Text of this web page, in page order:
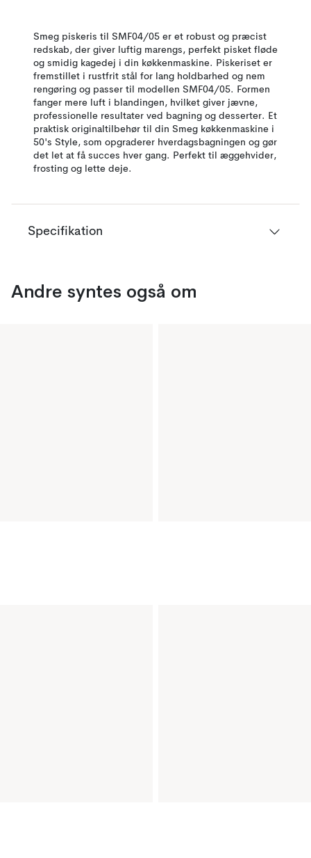
Smeg piskeris til SMF04/05 er et robust og præcist
redskab, der giver luftig marengs, perfekt pisket fløde
og smidig kagedej i din køkkenmaskine. Piskeriset er
fremstillet i rustfrit stål for lang holdbarhed og nem
rengøring og passer til modellen SMF04/05. Formen
fanger mere luft i blandingen, hvilket giver jævne,
professionelle resultater ved bagning og desserter. Et
praktisk originaltilbehør til din Smeg køkkenmaskine i
50's Style, som opgraderer hverdagsbagningen og gør
det let at få succes hver gang. Perfekt til æggehvider,
frosting og lette deje.
Specifikation
Andre syntes også om